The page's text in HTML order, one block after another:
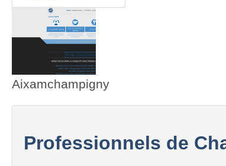
Aixamchampigny
Professionnels de